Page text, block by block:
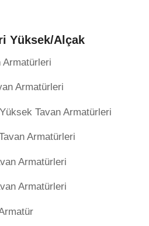
Yüksek/Alçak
Armatürleri
Armatürleri
Tavan Armatürleri
Armatürleri
Armatürleri
Armatürleri